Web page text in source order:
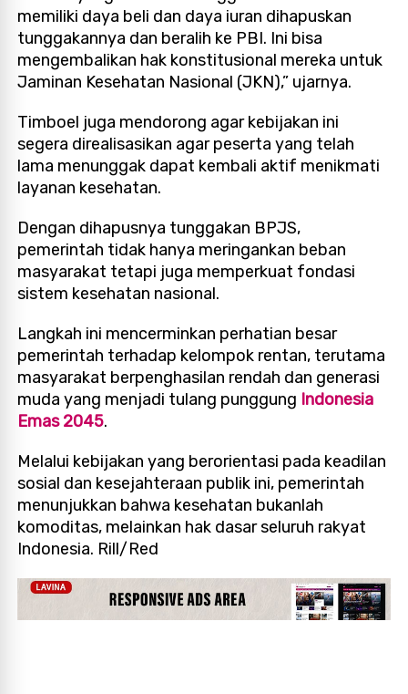
memiliki daya beli dan daya iuran dihapuskan
tunggakannya dan beralih ke PBI. Ini bisa
mengembalikan hak konstitusional mereka untuk
Jaminan Kesehatan Nasional (JKN),” ujarnya.
Timboel juga mendorong agar kebijakan ini
segera direalisasikan agar peserta yang telah
lama menunggak dapat kembali aktif menikmati
layanan kesehatan.
Dengan dihapusnya tunggakan BPJS,
pemerintah tidak hanya meringankan beban
masyarakat tetapi juga memperkuat fondasi
sistem kesehatan nasional.
Langkah ini mencerminkan perhatian besar
pemerintah terhadap kelompok rentan, terutama
masyarakat berpenghasilan rendah dan generasi
muda yang menjadi tulang punggung Indonesia
Emas 2045.
Melalui kebijakan yang berorientasi pada keadilan
sosial dan kesejahteraan publik ini, pemerintah
menunjukkan bahwa kesehatan bukanlah
komoditas, melainkan hak dasar seluruh rakyat
Indonesia. Rill/Red